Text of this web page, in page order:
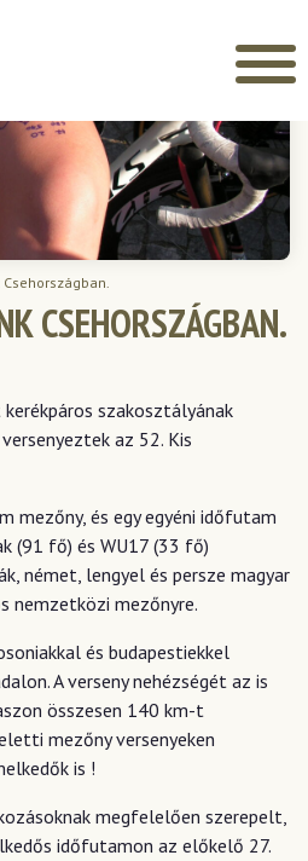
CSEHORSZÁGBAN.
szakosztályának
az 52. Kis
mezőny, és egy egyéni időfutam
(91 fő) és WU17 (33 fő)
német, lengyel és persze magyar
nemzetközi mezőnyre.
és budapestiekkel
A verseny nehézségét az is
összesen 140 km-t
mezőny versenyeken
is !
megfelelően szerepelt,
időfutamon az előkelő 27.